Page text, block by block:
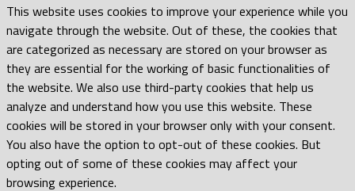
This website uses cookies to improve your experience while you
navigate through the website. Out of these, the cookies that
are categorized as necessary are stored on your browser as
they are essential for the working of basic functionalities of
the website. We also use third-party cookies that help us
analyze and understand how you use this website. These
cookies will be stored in your browser only with your consent.
You also have the option to opt-out of these cookies. But
opting out of some of these cookies may affect your
browsing experience.